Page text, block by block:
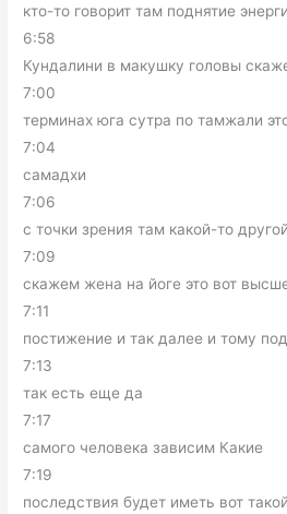
кто-то говорит там поднятие
6:58
Кундалини в макушку головы
7:00
терминах юга сутра по тамжали
7:04
самадхи
7:06
с точки зрения там какой-то другой
7:09
скажем жена на йоге это вот
7:11
постижение и так далее и тому
7:13
так есть еще да
7:17
самого человека зависим Какие
7:19
последствия будет иметь вот